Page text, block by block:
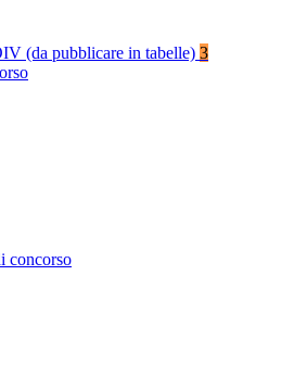
(da pubblicare in tabelle) 3
concorso